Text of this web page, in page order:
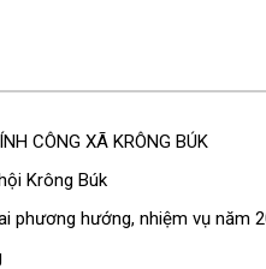
CÔNG XÃ KRÔNG BÚK
Krông Búk
phương hướng, nhiệm vụ năm